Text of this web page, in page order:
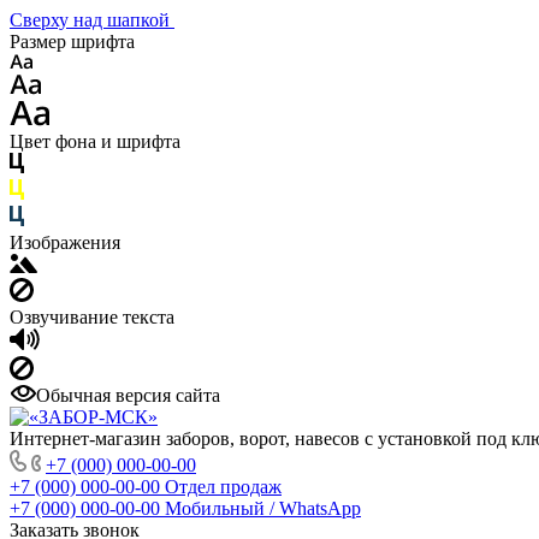
Сверху над шапкой
Размер шрифта
Цвет фона и шрифта
Изображения
Озвучивание текста
Обычная версия сайта
Интернет-магазин заборов, ворот, навесов с установкой под
+7 (000) 000-00-00
+7 (000) 000-00-00 Отдел продаж
+7 (000) 000-00-00 Мобильный / WhatsApp
Заказать звонок